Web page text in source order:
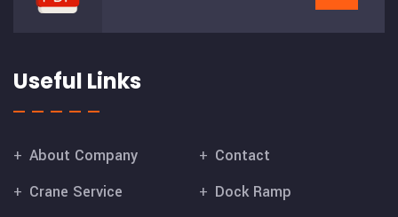
Useful Links
About Company
Contact
Crane Service
Dock Ramp